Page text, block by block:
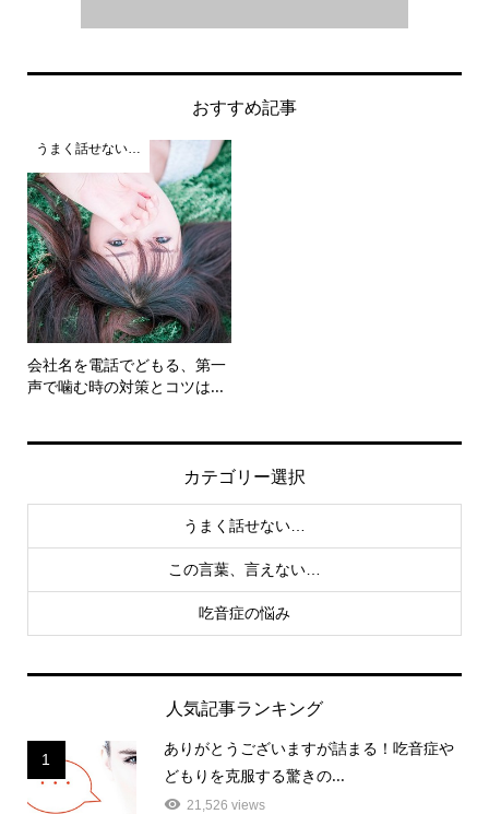
おすすめ記事
うまく話せない…
会社名を電話でどもる、第一
声で噛む時の対策とコツは...
カテゴリー選択
うまく話せない…
この言葉、言えない…
吃音症の悩み
人気記事ランキング
1
ありがとうございますが詰まる！吃音症や
どもりを克服する驚きの...
21,526 views